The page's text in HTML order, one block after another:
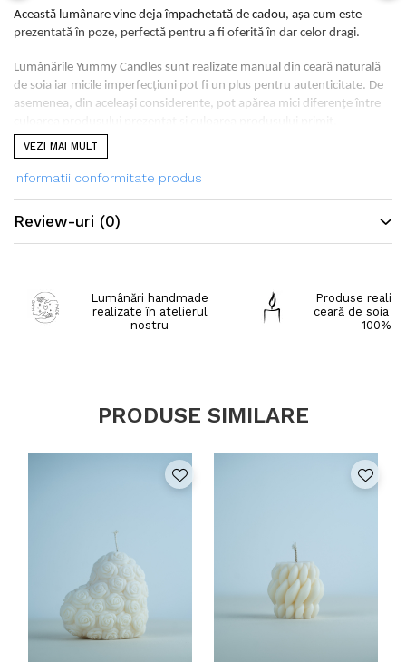
Această lumânare vine deja împachetată de cadou, așa cum este
prezentată în poze, perfectă pentru a fi oferită în dar celor dragi.
Lumânările Yummy Candles sunt realizate manual din ceară naturală
de soia iar micile imperfecțiuni pot fi un plus pentru autenticitate. De
asemenea, din aceleași considerente, pot apărea mici diferențe între
Specificații:
Dimensiune: 8*12.5*2.5 (l*i*h)
(non-toxici)
Culoare: alb cu sclipici
Datorită design-ului lumânărilor decorative Yummy Candles
VEZI MAI MULT
Informatii conformitate produs
Review-uri (0)
Lumânări handmade
realizate în atelierul
nostru
Produse
ceară de soia
100%
PRODUSE SIMILARE